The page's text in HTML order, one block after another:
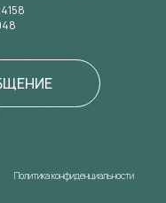
Политика конфиденциальности